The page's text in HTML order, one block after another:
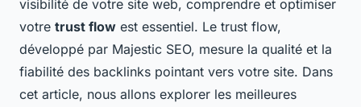
visibilité de votre site web, comprendre et optimiser
votre trust flow est essentiel. Le trust flow,
développé par Majestic SEO, mesure la qualité et la
fiabilité des backlinks pointant vers votre site. Dans
cet article, nous allons explorer les meilleures